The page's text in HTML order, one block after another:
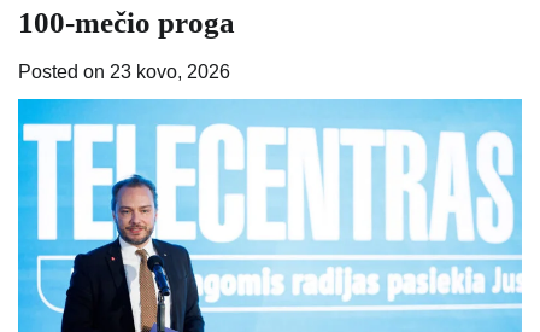
100-mečio proga
Posted on 23 kovo, 2026